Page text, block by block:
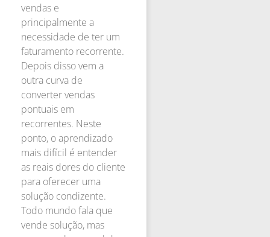
vendas e
principalmente a
necessidade de ter um
faturamento recorrente.
Depois disso vem a
outra curva de
converter vendas
pontuais em
recorrentes. Neste
ponto, o aprendizado
mais difícil é entender
as reais dores do cliente
para oferecer uma
solução condizente.
Todo mundo fala que
vende solução, mas